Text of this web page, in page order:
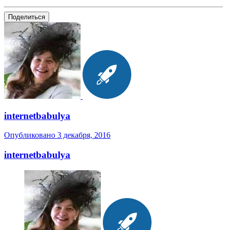
Поделиться
internetbabulya
Опубликовано 3 декабря, 2016
internetbabulya